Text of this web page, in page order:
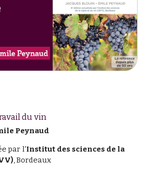
du vin
Peynaud
par l'Institut des sciences de la
, Bordeaux